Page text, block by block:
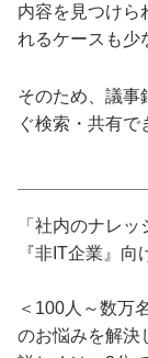
内容を見つけら
れるケースも少
そのため、議事
ぐ検索・共有で
「社内のナレ
『非IT企業』向
＜100人～数万
のお悩みを解決